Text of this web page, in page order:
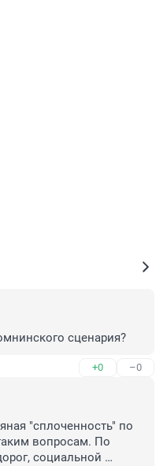
сценария?
+0 –0
"сплоченность" по
вопросам. По
социальной